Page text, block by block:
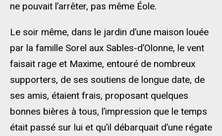
ne pouvait l’arrêter, pas même Éole.
Le soir même, dans le jardin d’une maison louée
par la famille Sorel aux Sables-d’Olonne, le vent
faisait rage et Maxime, entouré de nombreux
supporters, de ses soutiens de longue date, de
ses amis, étaient frais, proposant quelques
bonnes bières à tous, l’impression que le temps
était passé sur lui et qu’il débarquait d’une régate